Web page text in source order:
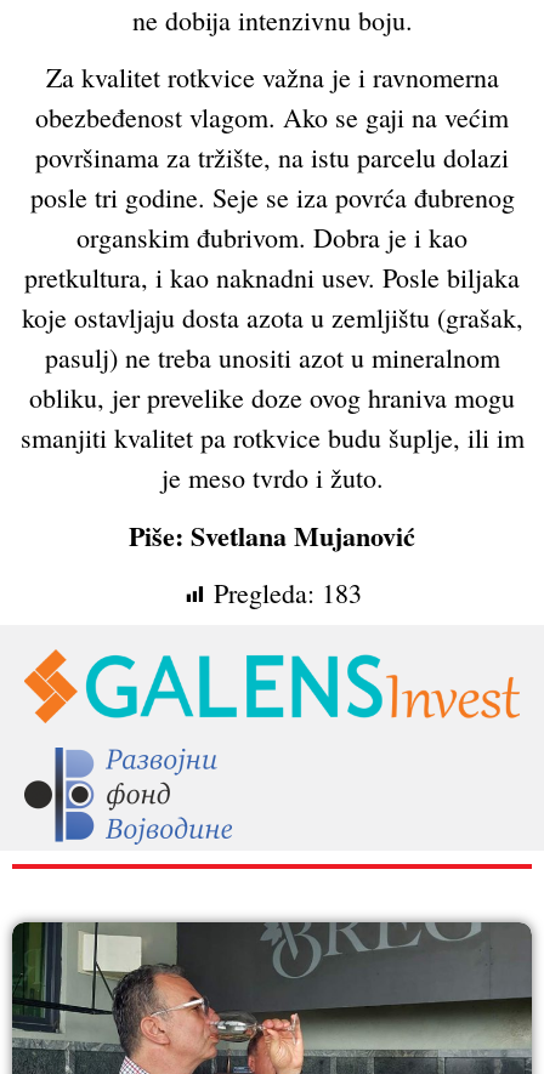
ne dobija intenzivnu boju.
Za kvalitet rotkvice važna je i ravnomerna
obezbeđenost vlagom. Ako se gaji na većim
površinama za tržište, na istu parcelu dolazi
posle tri godine. Seje se iza povrća đubrenog
organskim đubrivom. Dobra je i kao
pretkultura, i kao naknadni usev. Posle biljaka
koje ostavljaju dosta azota u zemljištu (grašak,
pasulj) ne treba unositi azot u mineralnom
obliku, jer prevelike doze ovog hraniva mogu
smanjiti kvalitet pa rotkvice budu šuplje, ili im
je meso tvrdo i žuto.
Piše: Svetlana Mujanović
Pregleda: 183
RAZNO